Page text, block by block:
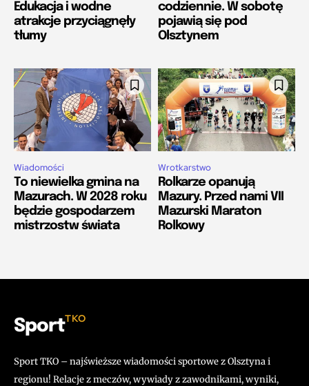
Edukacja i wodne
atrakcje przyciągnęły
tłumy
codziennie. W sobotę
pojawią się pod
Olsztynem
Wiadomości
To niewielka gmina na
Mazurach. W 2028 roku
będzie gospodarzem
mistrzostw świata
Wrotkarstwo
Rolkarze opanują
Mazury. Przed nami VII
Mazurski Maraton
Rolkowy
SportTKO
Sport TKO – najświeższe wiadomości sportowe z Olsztyna i
regionu! Relacje z meczów, wywiady z zawodnikami, wyniki,